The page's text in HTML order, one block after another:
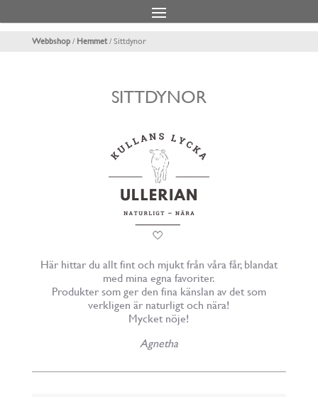
Webbshop/ Hemmet/ Sittdynor
SITTDYNOR
Här hittar du allt fint och mjukt från våra får, blandat
med mina egna favoriter.
Produkter som ger den fina känslan av det som
verkligen är naturligt och nära!
Mycket nöje!
Agnetha